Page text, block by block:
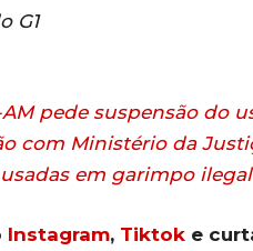
G1
pede suspensão do
com Ministério da
em garimpo
Instagram, Tiktok e